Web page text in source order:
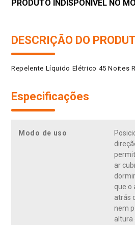
PRODUTO INDISPONÍVEL NO
DESCRIÇÃO DO
Repelente Líquido Elétrico 45 Noites
Especificações
Modo de uso
ar
que o
atrás
nem
altura